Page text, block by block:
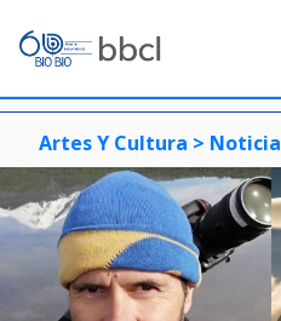
Artes Y Cultura > Noticia